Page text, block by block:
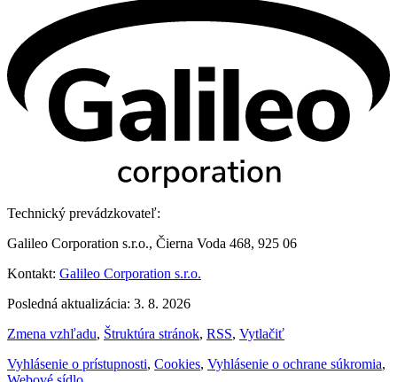
Technický prevádzkovateľ:
Galileo Corporation s.r.o., Čierna Voda 468, 925 06
Kontakt: Galileo Corporation s.r.o.
Posledná aktualizácia: 3. 8. 2026
Zmena vzhľadu, Štruktúra stránok, RSS, Vytlačiť
Vyhlásenie o prístupnosti, Cookies, Vyhlásenie o ochrane súkromia,